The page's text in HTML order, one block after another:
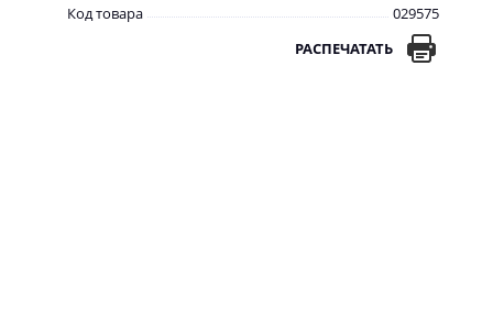
Код товара
029575
РАСПЕЧАТАТЬ